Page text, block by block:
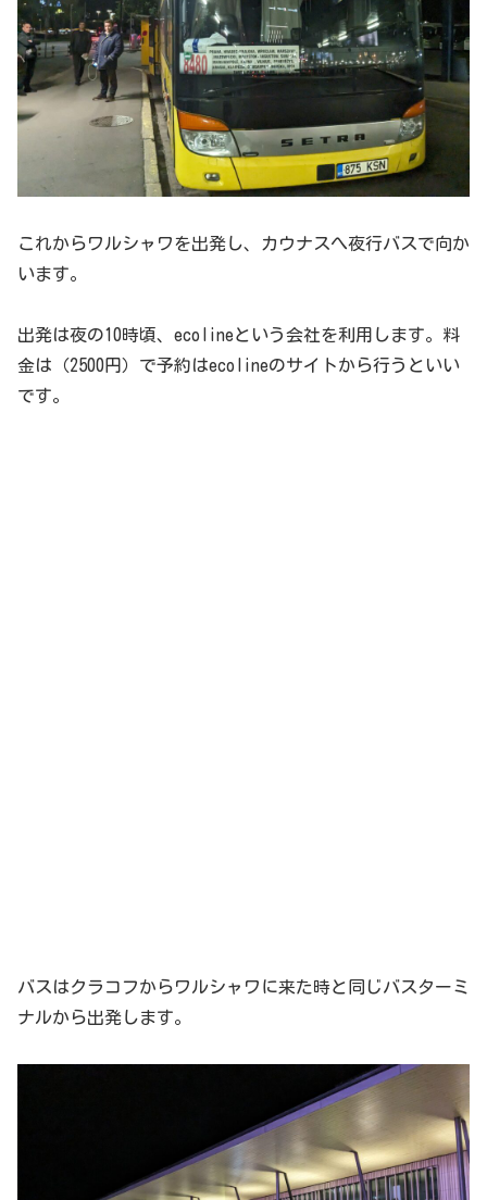
これからワルシャワを出発し、カウナスへ夜行バスで向か
います。
出発は夜の10時頃、ecolineという会社を利用します。料
金は（2500円）で予約はecolineのサイトから行うといい
です。
バスはクラコフからワルシャワに来た時と同じバスターミ
ナルから出発します。